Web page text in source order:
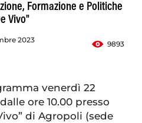
Formazione e Politiche
Vivo"
2023
9893
venerdì 22
ore 10.00 presso
di Agropoli (sede